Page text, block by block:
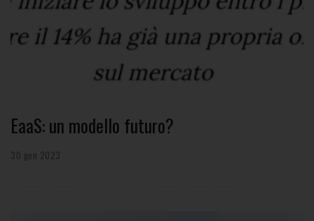
EaaS: un modello futuro?
30 gen 2023